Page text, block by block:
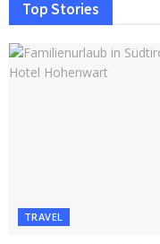
Top Stories
TRAVEL